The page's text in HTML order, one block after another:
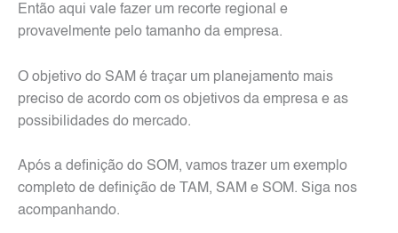
Então aqui vale fazer um recorte regional e
provavelmente pelo tamanho da empresa.
O objetivo do SAM é traçar um planejamento mais
preciso de acordo com os objetivos da empresa e as
possibilidades do mercado.
Após a definição do SOM, vamos trazer um exemplo
completo de definição de TAM, SAM e SOM. Siga nos
acompanhando.